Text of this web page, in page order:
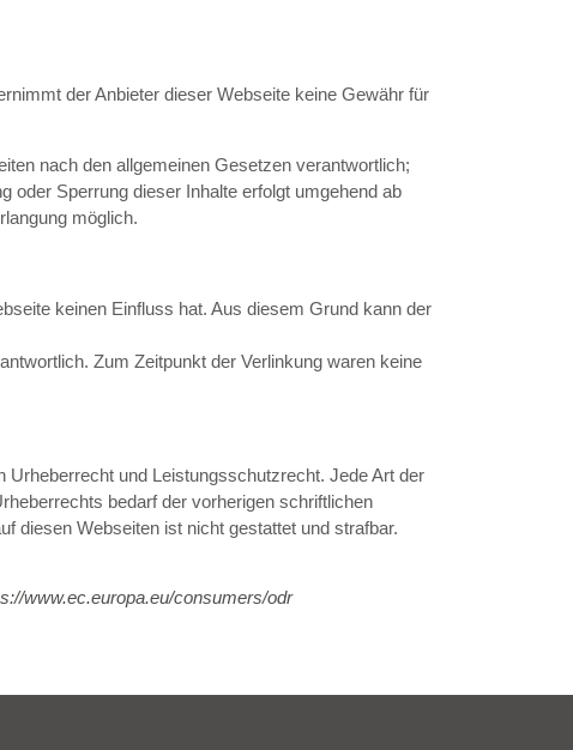
der Anbieter dieser Webseite keine Gewähr für
nach den allgemeinen Gesetzen verantwortlich;
oder Sperrung dieser Inhalte erfolgt umgehend ab
möglich.
keinen Einfluss hat. Aus diesem Grund kann der
Zum Zeitpunkt der Verlinkung waren keine
Urheberrecht und Leistungsschutzrecht. Jede Art der
bedarf der vorherigen schriftlichen
diesen Webseiten ist nicht gestattet und strafbar.
www.ec.europa.eu/consumers/odr